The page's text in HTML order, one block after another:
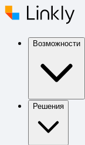
Возможности
Решения